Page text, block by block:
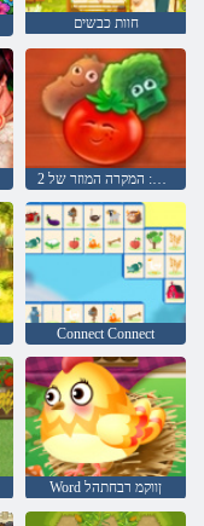
חוות כבשים
החווה: המקרה המוזר של 2
Connect Connect
Word ןווקמ רבחתהל